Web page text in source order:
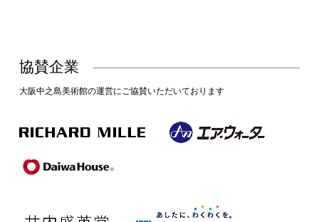
協賛企業
大阪中之島美術館の運営にご協賛いただいております